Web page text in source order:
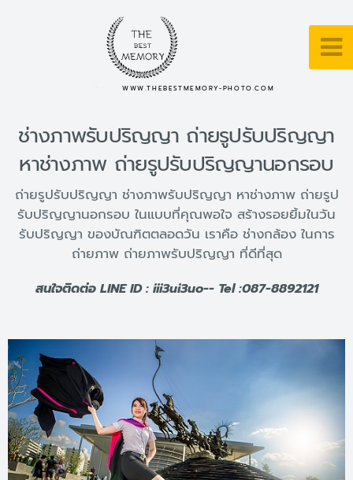
WWW.THEBESTMEMORY-PHOTO.COM
ช่างภาพรับปริญญา ถ่ายรูปรับปริญญา
หาช่างภาพ ถ่ายรูปรับปริญญานอกรอบ
ถ่ายรูปรับปริญญา ช่างภาพรับปริญญา หาช่างภาพ ถ่ายรูป
รับปริญญานอกรอบ ในแบบที่คุณพอใจ สร้างรอยยิ้มในวัน
รับปริญญา ของบัณฑิตตลอดวัน เราคือ ช่างกล้อง ในการ
ถ่ายภาพ ถ่ายภาพรับปริญญา ที่ดีที่สุด
สนใจติดต่อ LINE ID : iii3ui3uo-- Tel :087-8892121